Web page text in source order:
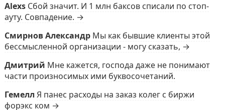
Alexs Сбой значит. И 1 млн баксов списали по стоп-
ауту. Совпадение. →
Смирнов Александр Мы как бывшие клиенты этой
бессмысленной организации - могу сказать, →
Дмитрий Мне кажется, господа даже не понимают
части произносимых ими буквосочетаний.
Гемелл Я панес расходы на заказ колег с биржи
форэкс ком →